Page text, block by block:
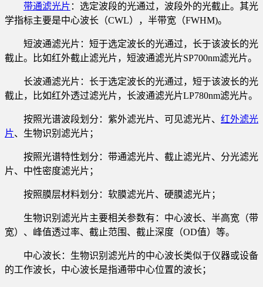
带通滤光片 ：选定波段的光通过，波段外的光截止。其光
学指标主要是中心波长（CWL），半带宽（FWHM)。
短波通滤光片：短于选定波长的光通过，长于该波长的光
截止。比如红外截止滤光片，短波通滤光片SP700nm滤光片。
长波通滤光片：长于选定波长的光通过，短于该波长的光
截止，比如红外透过滤光片，长波通滤光片LP780nm滤光片。
按照光谱波段划分：紫外滤光片、可见滤光片、 红外滤光
片、生物识别滤光片；
按照光谱特性划分：带通滤光片、截止滤光片、分光滤光
片、中性密度滤光片；
按照膜层材料划分：软膜滤光片、硬膜滤光片；
生物识别滤光片主要相关参数有：中心波长、半高宽（带
宽）、峰值透过率、截止范围、截止深度（OD值）等。
中心波长：生物识别滤光片的中心波长类似于仪器或设备
的工作波长，中心波长是指通带中心位置的波长；